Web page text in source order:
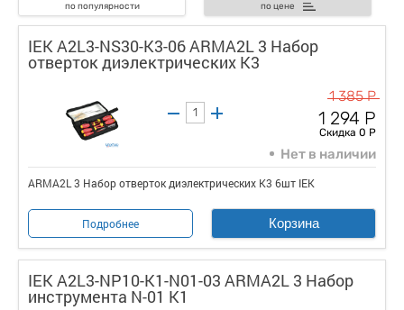
по популярности по цене
IEK A2L3-NS30-K3-06 ARMA2L 3 Набор
отверток диэлектрических K3
1 385 Р
1 294 Р
Скидка 0 Р
Нет в наличии
ARMA2L 3 Набор отверток диэлектрических K3 6шт IEK
Подробнее Корзина
IEK A2L3-NP10-K1-N01-03 ARMA2L 3 Набор
инструмента N-01 K1